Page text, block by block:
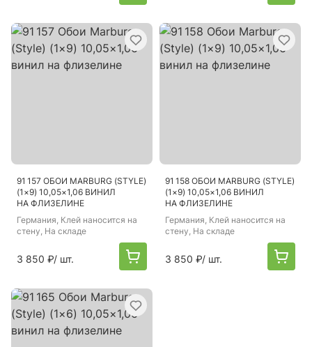
91 157 ОБОИ MARBURG (STYLE)
(1×9) 10,05×1,06 ВИНИЛ
НА ФЛИЗЕЛИНЕ
Германия, Клей наносится на
стену, На складе
3 850 ₽/ шт.
91 158 ОБОИ MARBURG (STYLE)
(1×9) 10,05×1,06 ВИНИЛ
НА ФЛИЗЕЛИНЕ
Германия, Клей наносится на
стену, На складе
3 850 ₽/ шт.